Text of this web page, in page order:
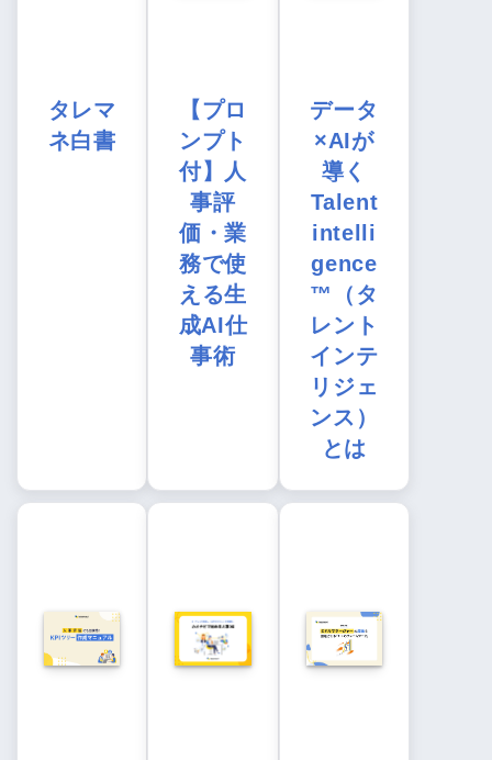
タレマ
ネ白書
【プロ
ンプト
付】人
事評
価・業
務で使
える生
成AI仕
事術
データ
×AIが
導く
Talent
intelli
gence
™（タ
レント
インテ
リジェ
ンス）
とは